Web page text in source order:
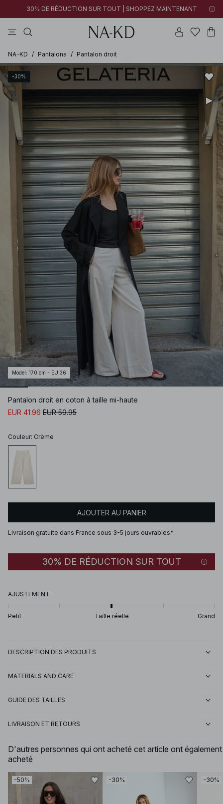
30% DE RÉDUCTION SUR TOUT | SHOPPEZ MAINTENANT
NA-KD / Pantalons / Pantalon droit
-30%
Model : 170 cm - EU 36
Pantalon droit en coton à taille mi-haute
EUR 41.96 EUR 59.95
Couleur: Crème
AJOUTER AU PANIER
Livraison gratuite dans France sous 3-5 jours ouvrables*
30% DE RÉDUCTION SUR TOUT
AJUSTEMENT
Petit Taille réelle Grand
DESCRIPTION DES PRODUITS
MATERIALS AND CARE
GUIDE DES TAILLES
LIVRAISON ET RETOURS
D'autres personnes qui ont acheté cet article ont également
acheté
-50% -30% -30%